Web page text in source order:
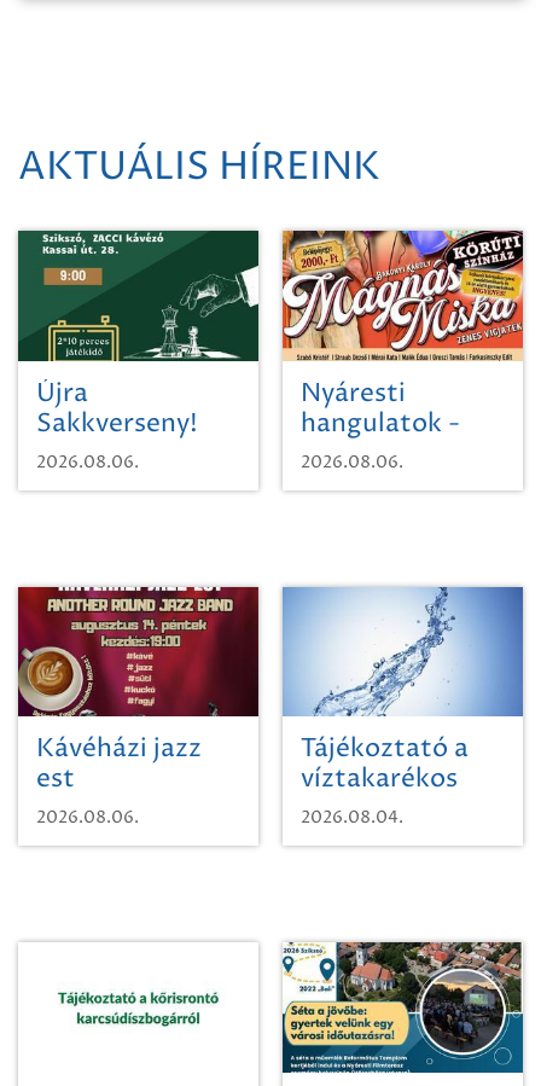
AKTUÁLIS HÍREINK
Újra
Sakkverseny!
2026.08.06.
Nyáresti
hangulatok -
Mágnás Miska
2026.08.06.
Kávéházi jazz
est
2026.08.06.
Tájékoztató a
víztakarékos
vízhasználatról
2026.08.04.